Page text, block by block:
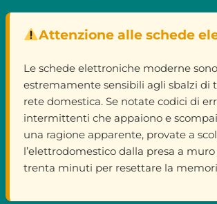
Attenzione alle schede
Le schede elettroniche moderne sono
estremamente sensibili agli sbalzi di
rete domestica. Se notate codici di
intermittenti che appaiono e
una ragione apparente, provate a
l’elettrodomestico dalla presa a
trenta minuti per resettare la